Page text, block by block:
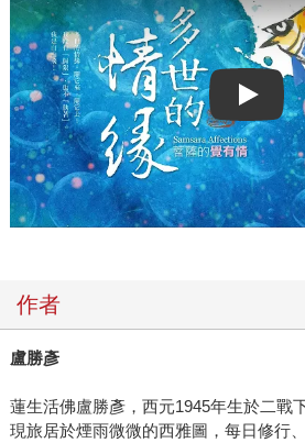
Play
作者
盧勝彥
蓮生活佛盧勝彥，西元1945年生於二戰
現旅居於煙雨微微的西雅圖，每日修行